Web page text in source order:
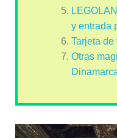
y entrada
Tarjeta
Otras